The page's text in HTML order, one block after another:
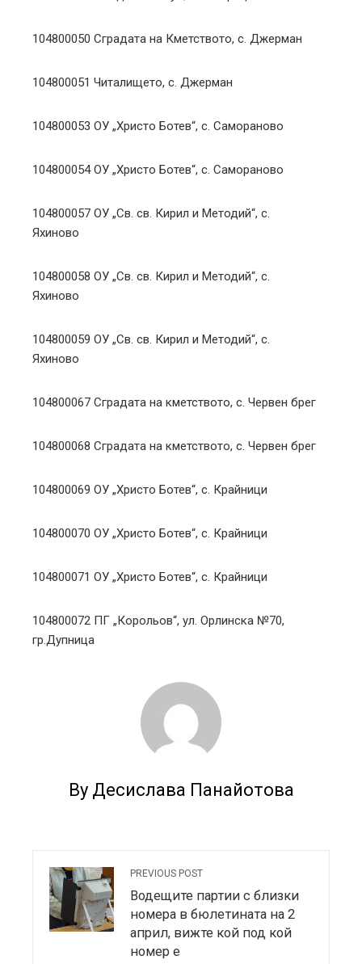
104800050 Сградата на Кметството, с. Джерман
104800051 Читалището, с. Джерман
104800053 ОУ „Христо Ботев“, с. Самораново
104800054 ОУ „Христо Ботев“, с. Самораново
104800057 ОУ „Св. св. Кирил и Методий“, с.
Яхиново
104800058 ОУ „Св. св. Кирил и Методий“, с.
Яхиново
104800059 ОУ „Св. св. Кирил и Методий“, с.
Яхиново
104800067 Сградата на кметството, с. Червен брег
104800068 Сградата на кметството, с. Червен брег
104800069 ОУ „Христо Ботев“, с. Крайници
104800070 ОУ „Христо Ботев“, с. Крайници
104800071 ОУ „Христо Ботев“, с. Крайници
104800072 ПГ „Корольов“, ул. Орлинска №70,
гр.Дупница
By Десислава Панайотова
PREVIOUS POST
Водещите партии с близки
номера в бюлетината на 2
април, вижте кой под кой
номер е